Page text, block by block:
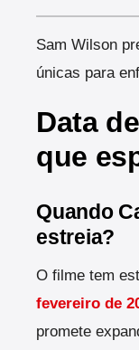
Sam Wilson
únicas para
Data
que
Quando
estreia?
O filme tem
fevereiro de
promete